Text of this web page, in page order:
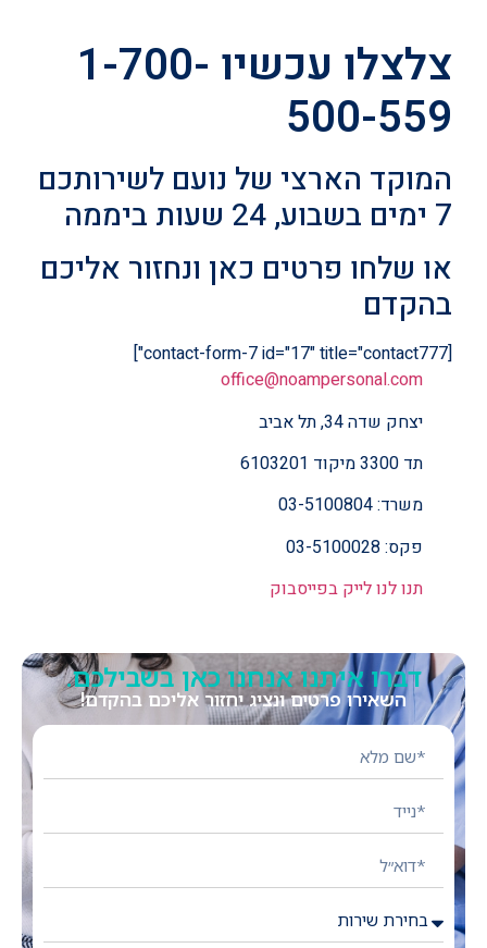
צלצלו עכשיו 1-700-
500-559
המוקד הארצי של נועם לשירותכם
או שלחו פרטים כאן ונחזור אליכם
בהקדם
office@noampersonal.com
יצחק שדה 34, תל אביב
תד 3300 מיקוד 6103201
משרד: 03-5100804
פקס: 03-5100028
תנו לנו לייק בפייסבוק
דברו איתנו אנחנו כאן בשבילכם.
השאירו פרטים ונציג יחזור אליכם בהקדם!